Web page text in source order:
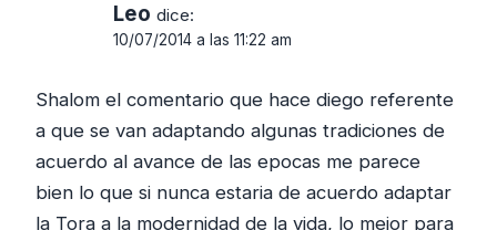
Leo dice:
10/07/2014 a las 11:22 am
Shalom el comentario que hace diego referente
a que se van adaptando algunas tradiciones de
acuerdo al avance de las epocas me parece
bien lo que si nunca estaria de acuerdo adaptar
la Tora a la modernidad de la vida, lo mejor para